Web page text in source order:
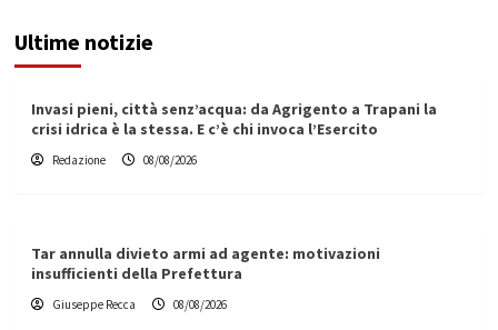
Ultime notizie
Invasi pieni, città senz’acqua: da Agrigento a Trapani la
crisi idrica è la stessa. E c’è chi invoca l’Esercito
Redazione 08/08/2026
Tar annulla divieto armi ad agente: motivazioni
insufficienti della Prefettura
Giuseppe Recca 08/08/2026